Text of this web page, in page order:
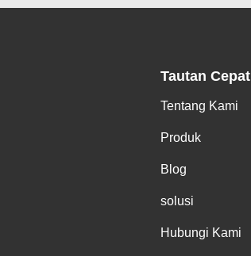
Tautan Cepat
Tentang Kami
Produk
Blog
solusi
Hubungi Kami